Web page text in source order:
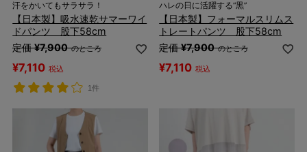
汗をかいてもサラサラ！
【日本製】吸水速乾サマーワイ
ドパンツ 股下58cm
定価 ¥7,900 のところ
¥7,110 税込
1件
ハレの日に活躍する“黒”
【日本製】フォーマルスリムス
トレートパンツ 股下58cm
定価 ¥7,900 のところ
¥7,110 税込